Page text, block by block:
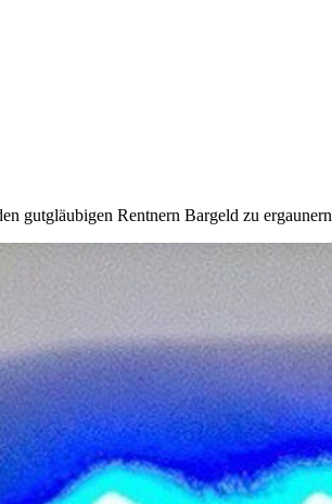
gutgläubigen Rentnern Bargeld zu ergaunern